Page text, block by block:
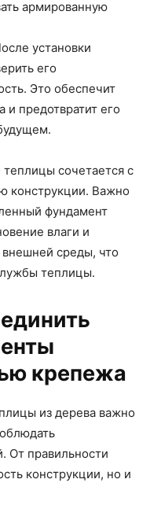
армированную
установки
его
Это обеспечит
и предотвратит его
теплицы сочетается с
конструкции. Важно
фундамент
влаги и
внешней среды, что
теплицы.
крепежа
из дерева важно
От правильности
конструкции, но и